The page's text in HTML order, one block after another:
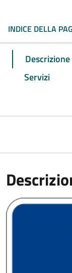
INDICE DELLA
Descrizione
Servizi